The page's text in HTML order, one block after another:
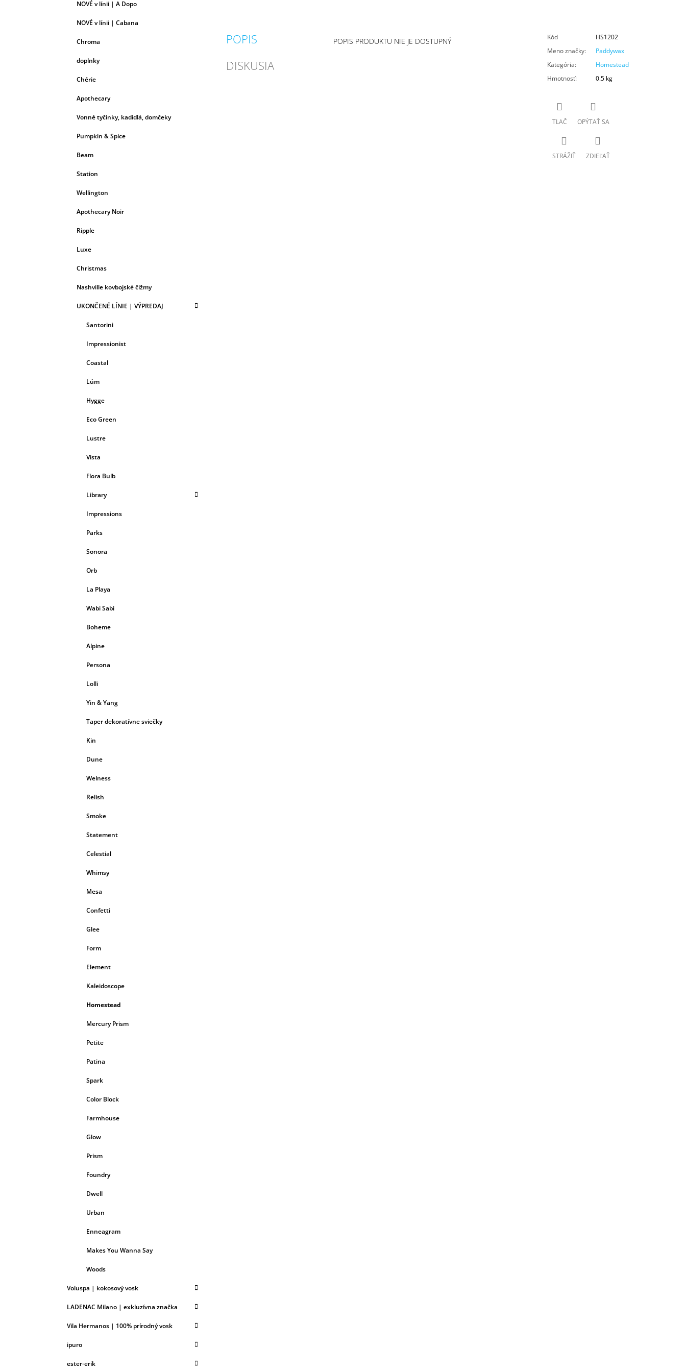
NOVÉ v línii | A Dopo
NOVÉ v línii | Cabana
Chroma
doplnky
Chérie
Apothecary
Vonné tyčinky, kadidlá, domčeky
Pumpkin & Spice
Beam
Station
Wellington
Apothecary Noir
Ripple
Luxe
Christmas
Nashville kovbojské čižmy
UKONČENÉ LÍNIE | VÝPREDAJ
Santorini
Impressionist
Coastal
Lúm
Hygge
Eco Green
Lustre
Vista
Flora Bulb
Library
Impressions
Parks
Sonora
Orb
La Playa
Wabi Sabi
Boheme
Alpine
Persona
Lolli
Yin & Yang
Taper dekoratívne sviečky
Kin
Dune
Welness
Relish
Smoke
Statement
Celestial
Whimsy
Mesa
Confetti
Glee
Form
Element
Kaleidoscope
Homestead
Mercury Prism
Petite
Patina
Spark
Color Block
Farmhouse
Glow
Prism
Foundry
Dwell
Urban
Enneagram
Makes You Wanna Say
Woods
Voluspa | kokosový vosk
LADENAC Milano | exkluzívna značka
Vila Hermanos | 100% prírodný vosk
ipuro
ester-erik
POPIS
DISKUSIA
POPIS PRODUKTU NIE JE DOSTUPNÝ Kód
HS1202
Meno značky:
Paddywax
Kategória:
Homestead
Hmotnosť: 0.5 kg
TLAČ OPÝTAŤ SA
STRÁŽIŤ ZDIEĽAŤ